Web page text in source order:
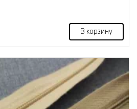
В корзину